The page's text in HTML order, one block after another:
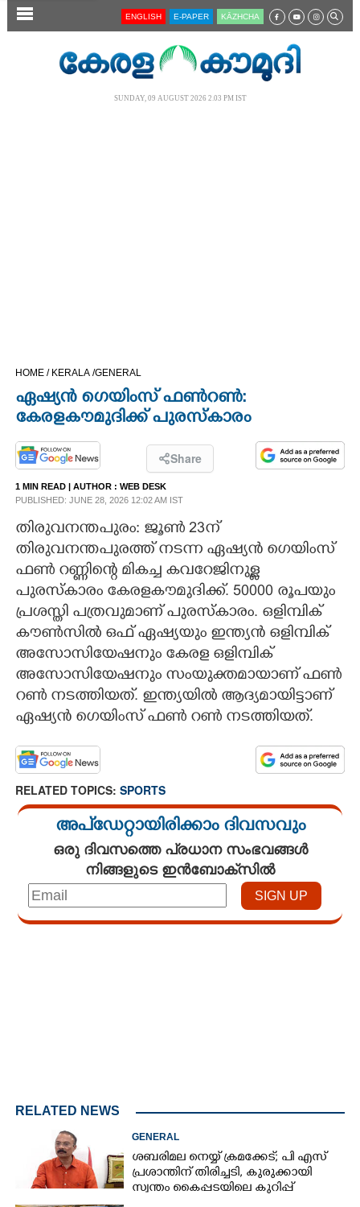
SECTIONS
CINEMA
OPINION
PHOTOS
SPIRITUAL
INFO+
ART
ASTRO
CARTOONS
LITERATURE
CONTACT US
ENGLISH E-PAPER KĀZHCHA
SUNDAY, 09 AUGUST 2026 2.03 PM IST
HOME / KERALA /GENERAL
ഏഷ്യൻ ഗെയിംസ് ഫൺറൺ:
കേരളകൗമുദിക്ക് പുരസ്കാരം
Share
1 MIN READ | AUTHOR : WEB DESK
PUBLISHED: JUNE 28, 2026 12:02 AM IST
തിരുവനന്തപുരം: ജൂൺ 23ന്
തിരുവനന്തപുരത്ത് നടന്ന ഏഷ്യൻ ഗെയിംസ്
ഫൺ റണ്ണിന്റെ മികച്ച കവറേജിനുള്ള
പുരസ്കാരം കേരളകൗമുദിക്ക്. 50000 രൂപയും
പ്രശസ്തി പത്രവുമാണ് പുരസ്കാരം. ഒളിമ്പിക്
കൗൺസിൽ ഒഫ് ഏഷ്യയും ഇന്ത്യൻ ഒളിമ്പിക്
അസോസിയേഷനും കേരള ഒളിമ്പിക്
അസോസിയേഷനും സംയുക്തമായാണ് ഫൺ
റൺ നടത്തിയത്. ഇന്ത്യയിൽ ആദ്യമായിട്ടാണ്
ഏഷ്യൻ ഗെയിംസ് ഫൺ റൺ നടത്തിയത്.
RELATED TOPICS: SPORTS
അപ്ഡേറ്റായിരിക്കാം ദിവസവും
ഒരു ദിവസത്തെ പ്രധാന സംഭവങ്ങൾ
നിങ്ങളുടെ ഇൻബോക്സിൽ
RELATED NEWS
GENERAL
ശബരിമല നെയ്യ് ക്രമക്കേട്; പി എസ്
പ്രശാന്തിന് തിരിച്ചടി, കുരുക്കായി
സ്വന്തം കൈപ്പടയിലെ കുറിപ്പ്